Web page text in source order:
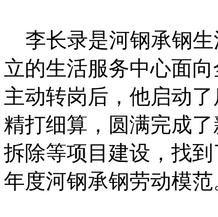
李长录是河钢承钢生
立的生活服务中心面
主动转岗后，他启动
精打细算，圆满完成
拆除等项目建设，找
年度河钢承钢劳动模范